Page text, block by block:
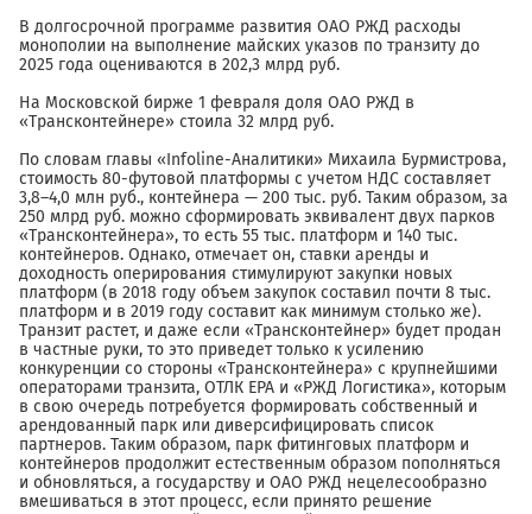
В долгосрочной программе развития ОАО РЖД расходы
монополии на выполнение майских указов по транзиту до
2025 года оцениваются в 202,3 млрд руб.
На Московской бирже 1 февраля доля ОАО РЖД в
«Трансконтейнере» стоила 32 млрд руб.
По словам главы «Infoline-Аналитики» Михаила Бурмистрова,
стоимость 80-футовой платформы с учетом НДС составляет
3,8–4,0 млн руб., контейнера — 200 тыс. руб. Таким образом, за
250 млрд руб. можно сформировать эквивалент двух парков
«Трансконтейнера», то есть 55 тыс. платформ и 140 тыс.
контейнеров. Однако, отмечает он, ставки аренды и
доходность оперирования стимулируют закупки новых
платформ (в 2018 году объем закупок составил почти 8 тыс.
платформ и в 2019 году составит как минимум столько же).
Транзит растет, и даже если «Трансконтейнер» будет продан
в частные руки, то это приведет только к усилению
конкуренции со стороны «Трансконтейнера» с крупнейшими
операторами транзита, ОТЛК ЕРА и «РЖД Логистика», которым
в свою очередь потребуется формировать собственный и
арендованный парк или диверсифицировать список
партнеров. Таким образом, парк фитинговых платформ и
контейнеров продолжит естественным образом пополняться
и обновляться, а государству и ОАО РЖД нецелесообразно
вмешиваться в этот процесс, если принято решение